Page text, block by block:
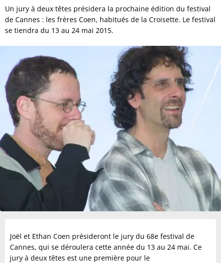
Un jury à deux têtes présidera la prochaine édition du festival
de Cannes : les frères Coen, habitués de la Croisette. Le festival
se tiendra du 13 au 24 mai 2015.
Joël et Ethan Coen présideront le jury du 68e festival de
Cannes, qui se déroulera cette année du 13 au 24 mai. Ce
jury à deux têtes est une première pour le